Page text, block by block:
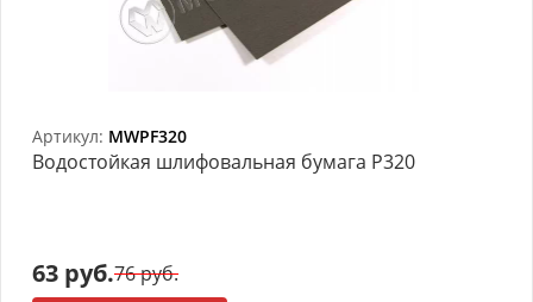
Артикул: MWPF320
Bодостойкая шлифовальная бумага P320
63 руб.76 руб.